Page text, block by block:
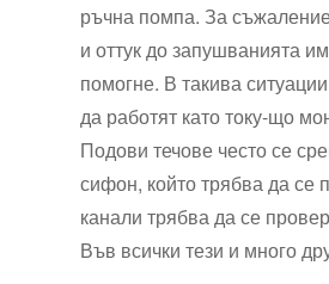
ръчна помпа. За
и оттук до запушванията
помогне. В такива
да работят като току-що
Подови течове често се
сифон, който трябва да се
канали трябва да се
Във всички тези и много